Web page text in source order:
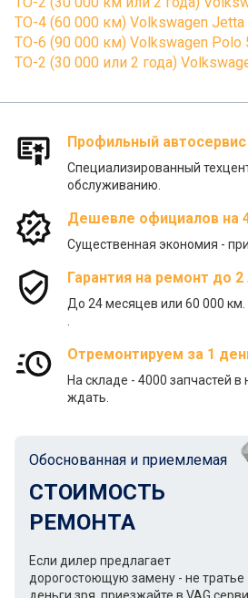
ТО-4 (60 000 км) Volkswagen Jetta
ТО-6 (90 000 км) Volkswagen Polo
ТО-2 (30 000 или 2 года)
Профильный
Специализированный
обслуживанию.
Дешевле официалов на
Существенная экономия -
Гарантия на ремонт до 2
До 24 месяцев или 60 000
Отремонтируем за 1
На складе - 4000 запчастей
ждать.
Обоснованная и приемлемая
СТОИМОСТЬ
РЕМОНТА
Если дилер предлагает
дорогостоющую замену - не тратье